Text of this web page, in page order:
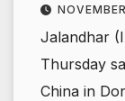
Jalandhar
Thursday
China in